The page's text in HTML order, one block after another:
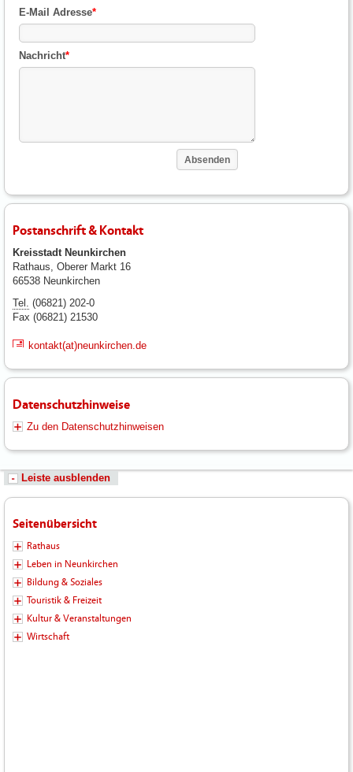
E-Mail Adresse*
Nachricht*
Postanschrift & Kontakt
Kreisstadt Neunkirchen
Rathaus, Oberer Markt 16
66538 Neunkirchen
Tel. (06821) 202-0
Fax (06821) 21530
kontakt(at)neunkirchen.de
Datenschutzhinweise
Zu den Datenschutzhinweisen
Leiste ausblenden
Seitenübersicht
Rathaus
Leben in Neunkirchen
Bildung & Soziales
Touristik & Freizeit
Kultur & Veranstaltungen
Wirtschaft